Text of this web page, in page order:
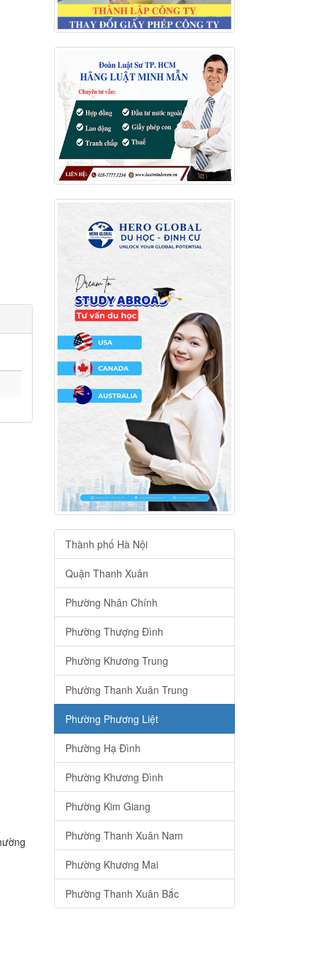
Thành phố Hà Nội
Quận Thanh Xuân
Phường Nhân Chính
Phường Thượng Đình
Phường Khương Trung
Phường Thanh Xuân Trung
Phường Phương Liệt
Phường Hạ Đình
Phường Khương Đình
Phường Kim Giang
Phường Thanh Xuân Nam
Phường Khương Mai
Phường Thanh Xuân Bắc